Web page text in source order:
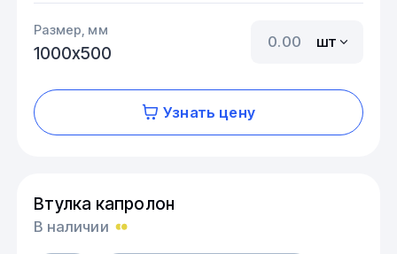
Размер, мм
1000х500
шт
Узнать цену
Втулка капролон
В наличии